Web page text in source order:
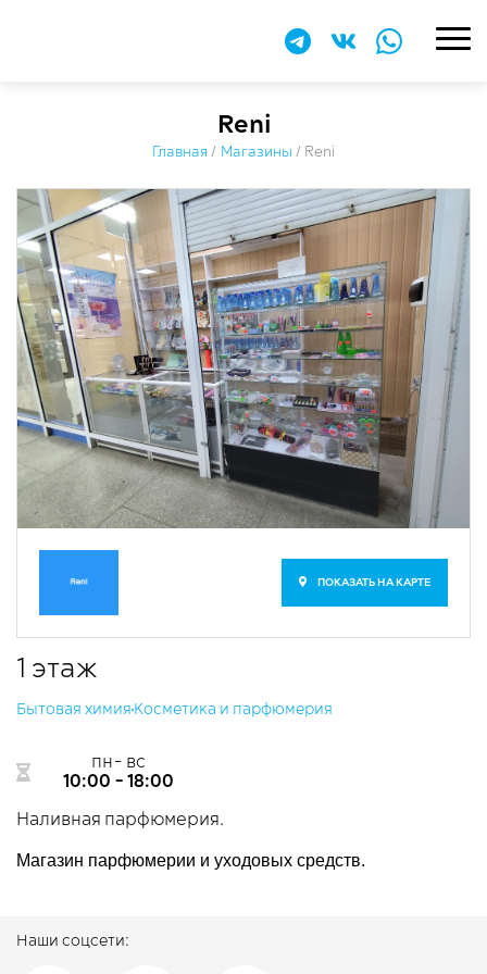
Reni
Главная / Магазины / Reni
ПОКАЗАТЬ НА КАРТЕ
1 этаж
​Бытовая химия ​Косметика и парфюмерия
пн- вс
10:00 - 18:00
Наливная парфюмерия.
Магазин парфюмерии и уходовых средств.
Наши соцсети: